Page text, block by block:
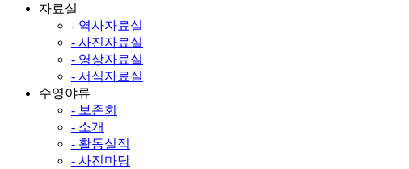
자료실
- 역사자료실
- 사진자료실
- 영상자료실
- 서식자료실
수영야류
- 보존회
- 소개
- 활동실적
- 사진마당